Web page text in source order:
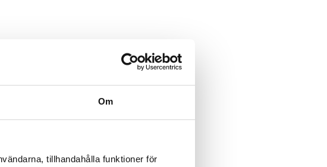
Om
tillhandahålla funktioner för